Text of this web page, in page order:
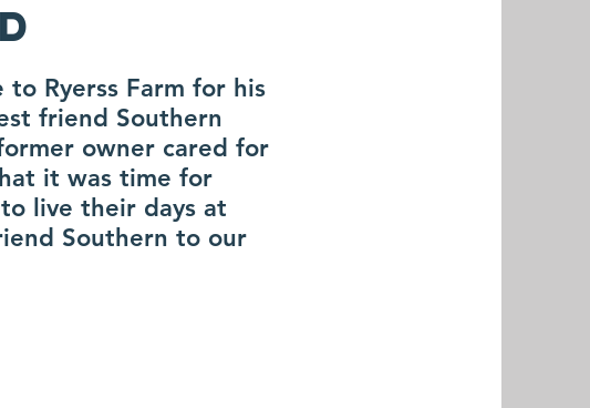
Ryerss Farm for his
friend Southern
owner cared for
it was time for
live their days at
Southern to our